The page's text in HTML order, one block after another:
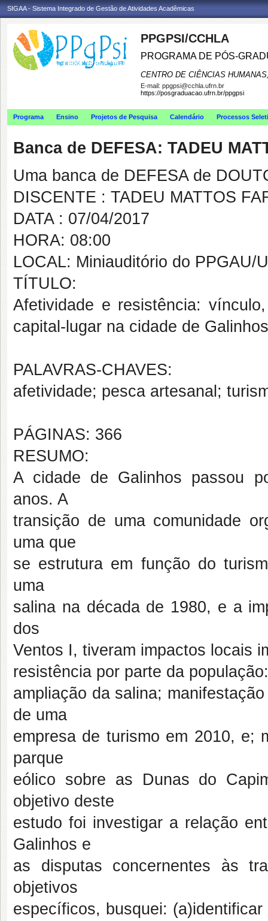
SIGAA - Sistema Integrado de Gestão de Atividades Acadêmicas
PPGPSI/CCHLA
PROGRAMA DE PÓS-
CENTRO DE CIÊNCIAS
E-mail: ppgpsi@cchla.ufrn.br
https://posgraduacao.ufrn.br/ppgpsi
Programa Ensino Projetos de Pesquisa Calendário Processos
Banca de DEFESA: TADEU
Uma banca de DEFESA de
DISCENTE : TADEU MATTOS
DATA : 07/04/2017
HORA: 08:00
LOCAL: Miniauditório do PPGAU/
TÍTULO:
Afetividade e resistência:
capital-lugar na cidade de
PALAVRAS-CHAVES:
afetividade; pesca artesanal;
PÁGINAS: 366
RESUMO:
A cidade de Galinhos passou
anos. A
transição de uma comunidade
uma que
se estrutura em função do
uma
salina na década de 1980, e a
dos
Ventos I, tiveram impactos locais
resistência por parte da
ampliação da salina;
de uma
empresa de turismo em 2010, e;
parque
eólico sobre as Dunas do
objetivo deste
estudo foi investigar a relação
Galinhos e
as disputas concernentes às
objetivos
específicos, busquei: